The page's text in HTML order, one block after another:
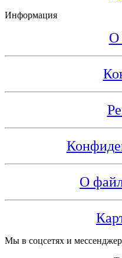
Информация
О
О
Мы в соцсетях и